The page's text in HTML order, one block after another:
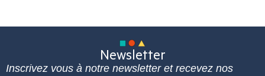
Newsletter
Inscrivez vous à notre newsletter et recevez nos